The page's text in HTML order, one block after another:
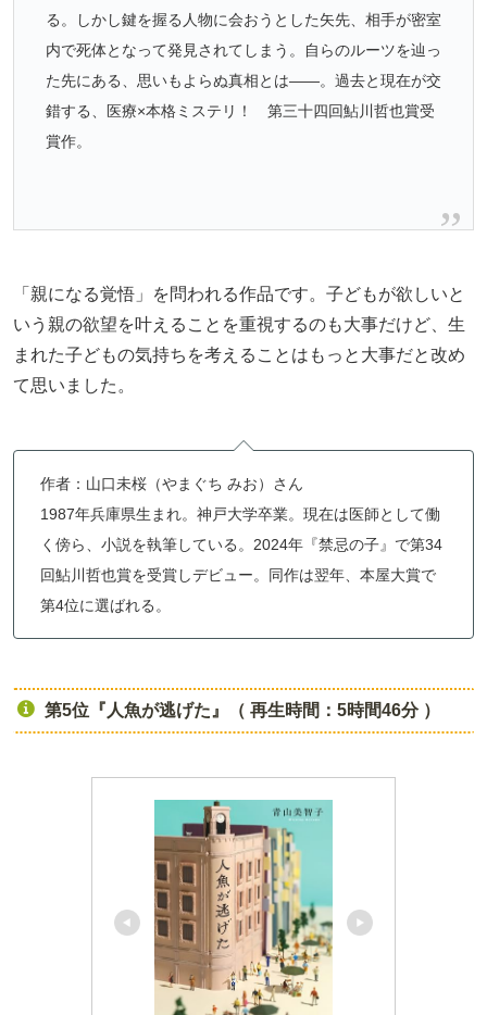
る。しかし鍵を握る人物に会おうとした矢先、相手が密室
内で死体となって発見されてしまう。自らのルーツを辿っ
た先にある、思いもよらぬ真相とは――。過去と現在が交
錯する、医療×本格ミステリ！ 第三十四回鮎川哲也賞受
賞作。
「親になる覚悟」を問われる作品です。子どもが欲しいと
いう親の欲望を叶えることを重視するのも大事だけど、生
まれた子どもの気持ちを考えることはもっと大事だと改め
て思いました。
作者：山口未桜（やまぐち みお）さん
1987年兵庫県生まれ。神戸大学卒業。現在は医師として働
く傍ら、小説を執筆している。2024年『禁忌の子』で第34
回鮎川哲也賞を受賞しデビュー。同作は翌年、本屋大賞で
第4位に選ばれる。
第5位『人魚が逃げた』（ 再生時間：5時間46分 ）